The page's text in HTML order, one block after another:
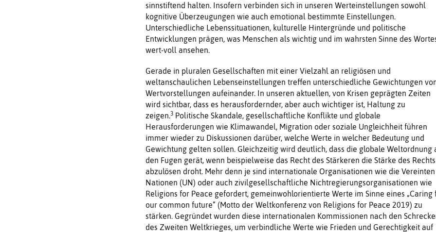
sinnstiftend halten. Insofern verbinden sich in unseren Werteinstellungen sowohl
kognitive Überzeugungen wie auch emotional bestimmte Einstellungen.
Unterschiedliche Lebenssituationen, kulturelle Hintergründe und politische
Entwicklungen prägen, was Menschen als wichtig und im wahrsten Sinne des
wert-voll ansehen.
Gerade in pluralen Gesellschaften mit einer Vielzahl an religiösen und
weltanschaulichen Lebenseinstellungen treffen unterschiedliche Gewichtungen
Wertvorstellungen aufeinander. In unseren aktuellen, von Krisen geprägten Zeiten
wird sichtbar, dass es herausfordernder, aber auch wichtiger ist, Haltung zu
zeigen.3Politische Skandale, gesellschaftliche Konflikte und globale
Herausforderungen wie Klimawandel, Migration oder soziale Ungleichheit führen
immer wieder zu Diskussionen darüber, welche Werte in welcher Bedeutung und
Gewichtung gelten sollen. Gleichzeitig wird deutlich, dass die globale Weltordnung
den Fugen gerät, wenn beispielweise das Recht des Stärkeren die Stärke des Rechts
abzulösen droht. Mehr denn je sind internationale Organisationen wie die Vereinten
Nationen (UN) oder auch zivilgesellschaftliche Nichtregierungsorganisationen wie
Religions for Peace gefordert, gemeinwohlorientierte Werte im Sinne eines „Caring
our common future“ (Motto der Weltkonferenz von Religions for Peace 2019) zu
stärken. Gegründet wurden diese internationalen Kommissionen nach den
des Zweiten Weltkrieges, um verbindliche Werte wie Frieden und Gerechtigkeit auf